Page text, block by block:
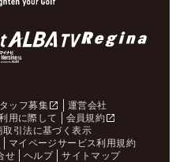
ッフ募集
運営会社
用に際して
会員規約
取引法に基づく表示
マイページサービス利用規約
せ ヘルプ サイトマップ